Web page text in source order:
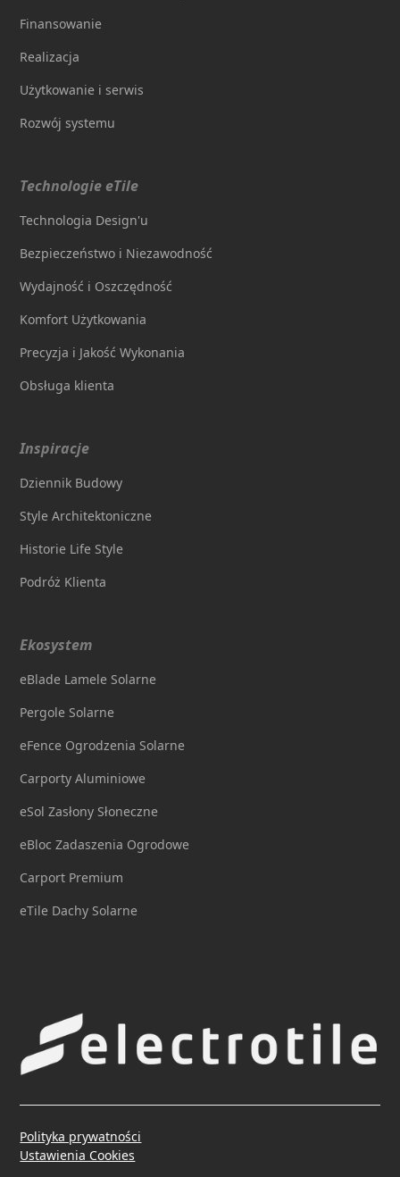
Finansowanie
Realizacja
Użytkowanie i serwis
Rozwój systemu
Technologie eTile
Technologia Design'u
Bezpieczeństwo i Niezawodność
Wydajność i Oszczędność
Komfort Użytkowania
Precyzja i Jakość Wykonania
Obsługa klienta
Inspiracje
Dziennik Budowy
Style Architektoniczne
Historie Life Style
Podróż Klienta
Ekosystem
eBlade Lamele Solarne
Pergole Solarne
eFence Ogrodzenia Solarne
Carporty Aluminiowe
eSol Zasłony Słoneczne
eBloc Zadaszenia Ogrodowe
Carport Premium
eTile Dachy Solarne
Polityka prywatności
Ustawienia Cookies